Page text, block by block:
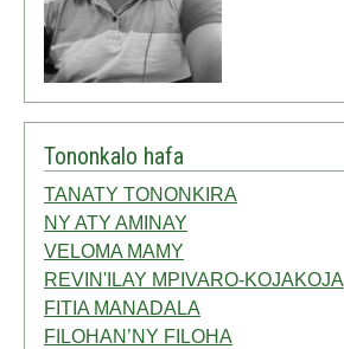
Tononkalo hafa
TANATY TONONKIRA
NY ATY AMINAY
VELOMA MAMY
REVIN'ILAY MPIVARO-KOJAKOJA
FITIA MANADALA
FILOHAN’NY FILOHA